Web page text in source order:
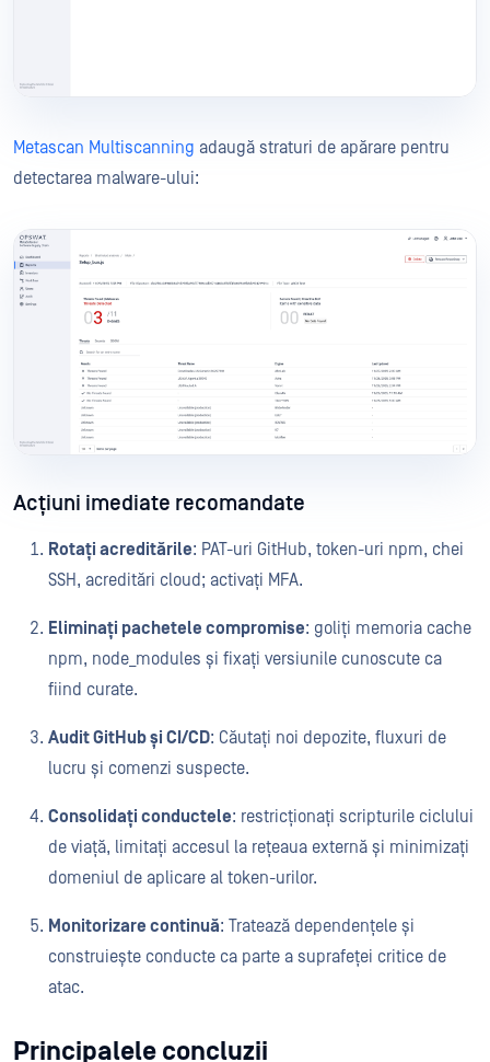
Metascan Multiscanning adaugă straturi de apărare pentru
detectarea malware-ului:
Acțiuni imediate recomandate
Rotați acreditările: PAT-uri GitHub, token-uri npm, chei
SSH, acreditări cloud; activați MFA.
Eliminați pachetele compromise: goliți memoria cache
npm, node_modules și fixați versiunile cunoscute ca
fiind curate.
Audit GitHub și CI/CD: Căutați noi depozite, fluxuri de
lucru și comenzi suspecte.
Consolidați conductele: restricționați scripturile ciclului
de viață, limitați accesul la rețeaua externă și minimizați
domeniul de aplicare al token-urilor.
Monitorizare continuă: Tratează dependențele și
construiește conducte ca parte a suprafeței critice de
atac.
Principalele concluzii